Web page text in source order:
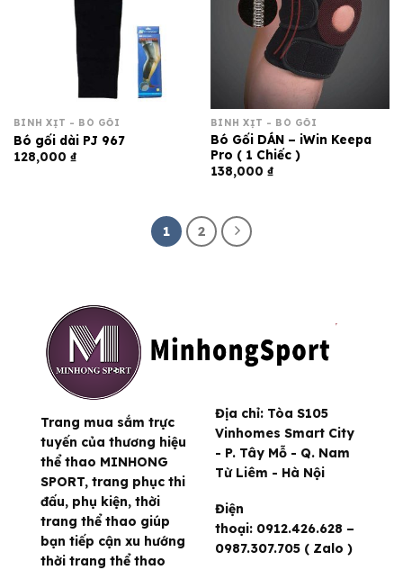
BÌNH XỊT - BÓ GỐI
Bó gối dài PJ 967
128,000 ₫
BÌNH XỊT - BÓ GỐI
Bó Gối DÁN – iWin Keepa
Pro ( 1 Chiếc )
138,000 ₫
1 2
Trang mua sắm trực
tuyến của thương hiệu
thể thao MINHONG
SPORT, trang phục thi
đấu, phụ kiện, thời
trang thể thao giúp
bạn tiếp cận xu hướng
thời trang thể thao
Địa chỉ: Tòa S105
Vinhomes Smart City
- P. Tây Mỗ - Q. Nam
Từ Liêm - Hà Nội
Điện
thoại: 0912.426.628 –
0987.307.705 ( Zalo )